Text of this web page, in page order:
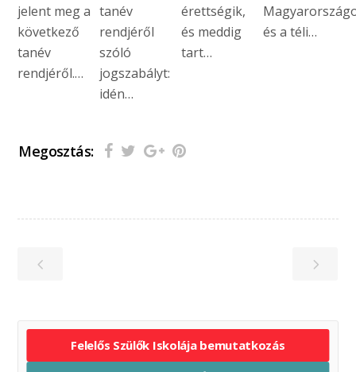
jelent meg a
következő
tanév
rendjéről.…
tanév
rendjéről
szóló
jogszabályt:
idén…
érettségik,
és meddig
tart…
és a téli…
Megosztás:
Felelős Szülők Iskolája bemutatkozás